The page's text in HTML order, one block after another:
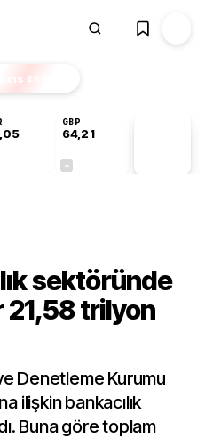
EKSTRA
GBP
64,21
sektöründe
trilyon
Denetleme Kurumu
ilişkin bankacılık
Buna göre toplam